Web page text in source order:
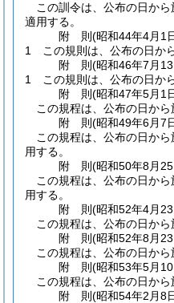
この訓令は、公布の日か
適用する。
附 則(昭和44年4月1
1
この規則は、公布の日か
附 則(昭和46年7月
1
この規則は、公布の日か
附 則(昭和47年5月1
この規程は、公布の日から
附 則(昭和49年6月7
この規程は、公布の日か
用する。
附 則(昭和50年8月
この規程は、公布の日か
用する。
附 則(昭和52年4月
この規程は、公布の日から
附 則(昭和52年8月
この規程は、公布の日から
附 則(昭和53年5月
この規程は、公布の日から
附 則(昭和54年2月8